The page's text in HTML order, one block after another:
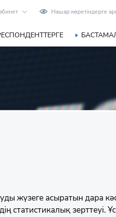
Нашар көретіндерге
жүзеге асыратын дара
статистикалық зерттеуі.